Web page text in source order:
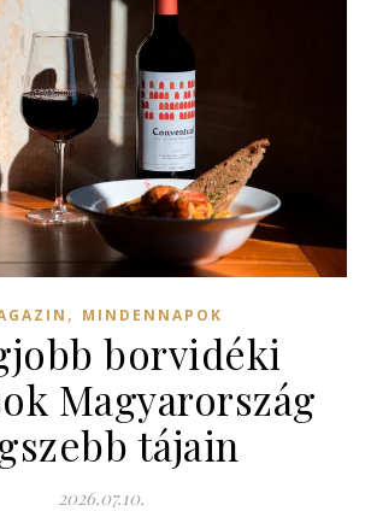
, MINDENNAPOK
borvidéki
Magyarország
tájain
2026.07.10.